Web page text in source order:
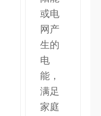
或电
网产
生的
电
能，
满足
家庭